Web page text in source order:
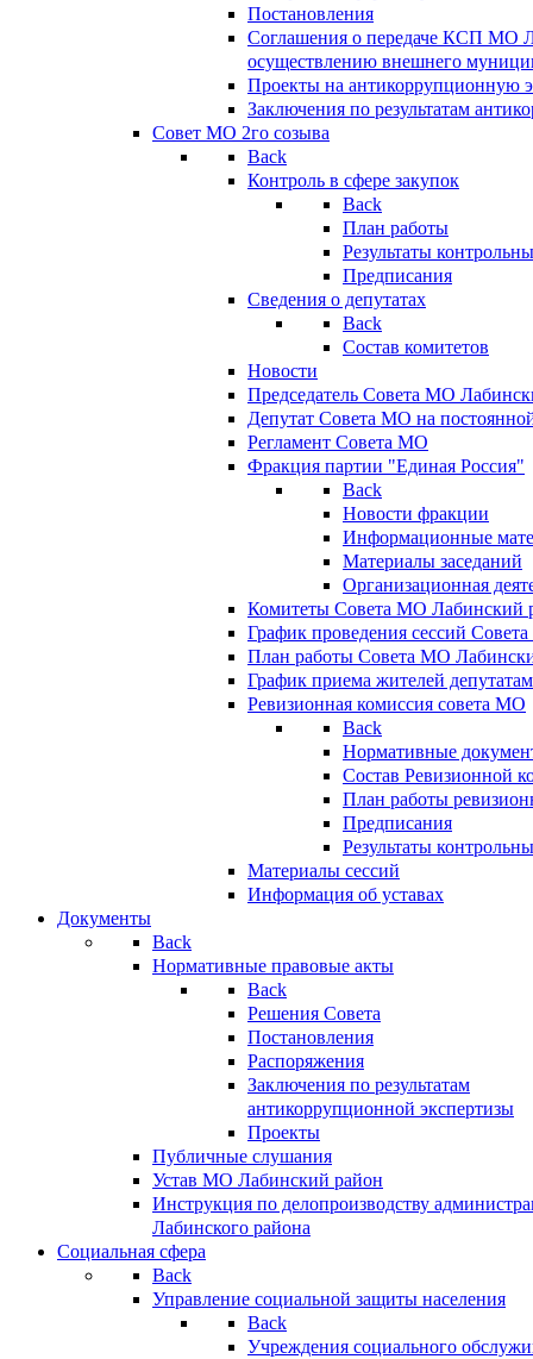
Постановления
Соглашения о передаче КСП МО
осуществлению внешнего
Проекты на антикоррупционную
Заключения по результатам
Совет МО 2го созыва
Back
Контроль в сфере закупок
Back
План работы
Результаты
Предписания
Сведения о депутатах
Back
Состав комитетов
Новости
Председатель Совета МО
Депутат Совета МО на
Регламент Совета МО
Фракция партии "Единая Россия"
Back
Новости фракции
Информационные
Материалы заседаний
Организационная
Комитеты Совета МО Лабинский
График проведения сессий
План работы Совета МО
График приема жителей
Ревизионная комиссия совета МО
Back
Нормативные
Состав Ревизионной
План работы
Предписания
Результаты
Материалы сессий
Информация об уставах
Документы
Back
Нормативные правовые акты
Back
Решения Совета
Постановления
Распоряжения
Заключения по результатам
антикоррупционной экспертизы
Проекты
Публичные слушания
Устав МО Лабинский район
Инструкция по делопроизводству
Лабинского района
Социальная сфера
Back
Управление социальной защиты населения
Back
Учреждения социального